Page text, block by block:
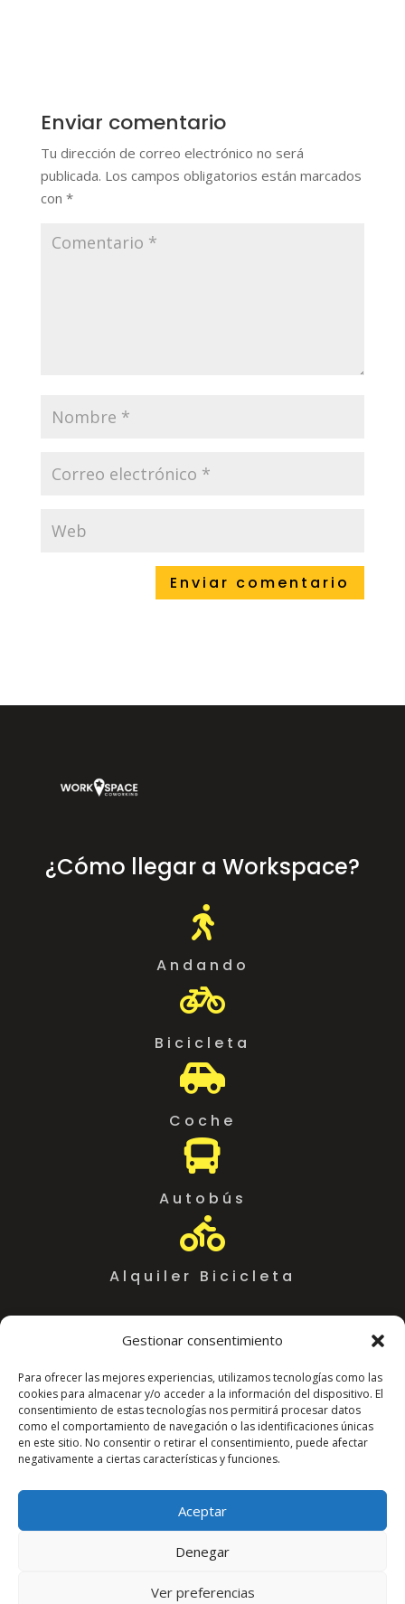
Gestionar consentimiento
Para ofrecer las mejores experiencias, utilizamos tecnologías como las
cookies para almacenar y/o acceder a la información del dispositivo. El
consentimiento de estas tecnologías nos permitirá procesar datos
como el comportamiento de navegación o las identificaciones únicas
en este sitio. No consentir o retirar el consentimiento, puede afectar
negativamente a ciertas características y funciones.
Aceptar
Denegar
Ver preferencias
Enviar comentario
Tu dirección de correo electrónico no será
publicada. Los campos obligatorios están marcados
con *
¿Cómo llegar a Workspace?

Andando

Bicicleta

Coche

Autobús

Alquiler Bicicleta
04002 Almería
http://www.workspace.es/
Todos los precios sin IVA incluido.